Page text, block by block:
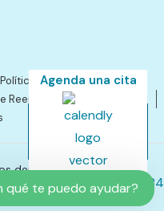
Política de Privacidad
Reembolsos y Cancelación
derechos reservados.
Agenda una cita
qué te puedo ayudar?